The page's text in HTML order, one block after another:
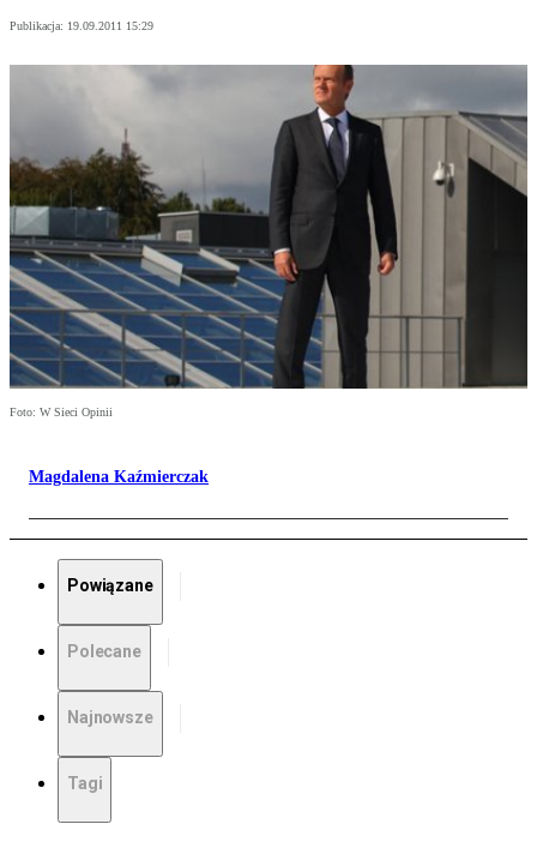
Publikacja: 19.09.2011 15:29
Foto: W Sieci Opinii
Magdalena Kaźmierczak
Powiązane
Polecane
Najnowsze
Tagi